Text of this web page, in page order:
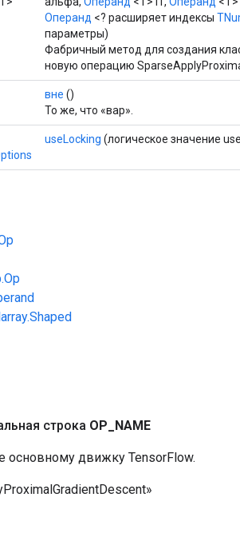
Операнд <? расширяет индексы
параметры)
Фабричный метод для создания
новую операцию
вне ()
То же, что «вар».
useLocking (логическое значение
строка OP NAME
основному движку TensorFlow.